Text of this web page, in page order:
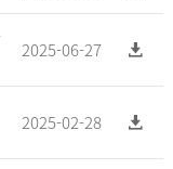
2025-06-27
2025-02-28